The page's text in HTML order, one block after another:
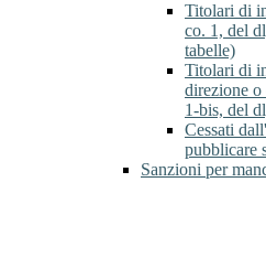
Titolari di
co. 1, del
tabelle)
Titolari di
direzione
1-bis, del
Cessati
pubblicare
Sanzioni per